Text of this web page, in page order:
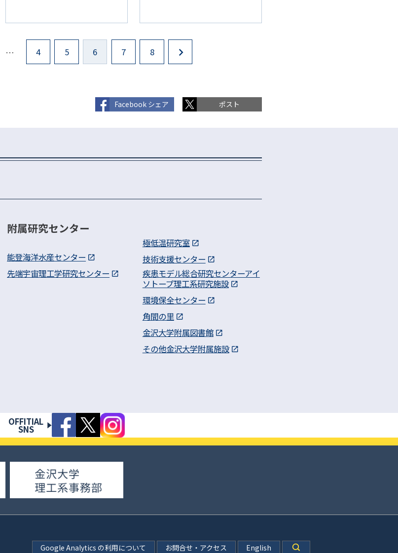
投
稿
… 4 5 6 7 8
Facebook シェア ポスト
附属研究センター
能登海洋水産センター
先端宇宙理工学研究センター
極低温研究室
技術支援センター
疾患モデル総合研究センターアイ
ソトープ理工系研究施設
環境保全センター
角間の里
金沢大学附属図書館
その他金沢大学附属施設
OFFITIAL
SNS
Google Analytics の利用について お問合せ・アクセス English